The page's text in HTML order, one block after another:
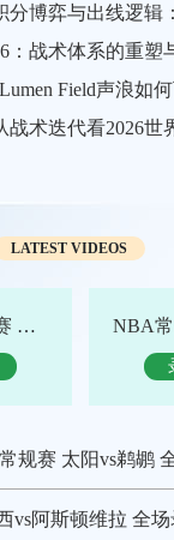
：战术体系的重塑
战术迭代看2026世
LATEST VIDEOS
摩纳哥vs马赛 全场录像回放
赛 太阳vs鹈鹕 全场录像
vs阿斯顿维拉 全